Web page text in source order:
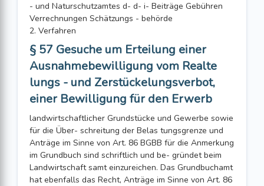
- und Naturschutzamtes d- d- i- Beiträge Gebühren
Verrechnungen Schätzungs - behörde
2. Verfahren
§ 57 Gesuche um Erteilung einer
Ausnahmebewilligung vom Realte
lungs - und Zerstückelungsverbot,
einer Bewilligung für den Erwerb
landwirtschaftlicher Grundstücke und Gewerbe sowie
für die Über- schreitung der Belas tungsgrenze und
Anträge im Sinne von Art. 86 BGBB für die Anmerkung
im Grundbuch sind schriftlich und be- gründet beim
Landwirtschaft samt einzureichen. Das Grundbuchamt
hat ebenfalls das Recht, Anträge im Sinne von Art. 86